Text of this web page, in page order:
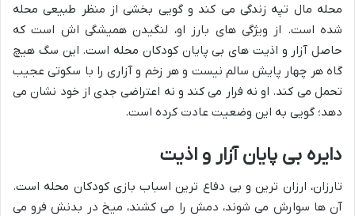
محله مال تپه زندگی می کند و گویی بخشی از منظر طبیعی محله
شده است. از ویژگی های بارز او، لنگیدن همیشگی اش است که
حاصل آزار و اذیت های بی پایان کودکان محله است. این سگ هیچ
گاه هر چهار پایش سالم نیست و هر زخم و آزاری را با سکوتی عجیب
تحمل می کند. او نه فرار می کند و نه اعتراضی جدی از خود نشان می
دهد؛ گویی به این وضعیت عادت کرده است.
دایره بی پایان آزار و اذیت
تارزان، ارزان ترین و بی دفاع ترین اسباب بازی کودکان محله است.
آن ها سوارش می شوند، دمش را می کشند، میخ در بدنش فرو می